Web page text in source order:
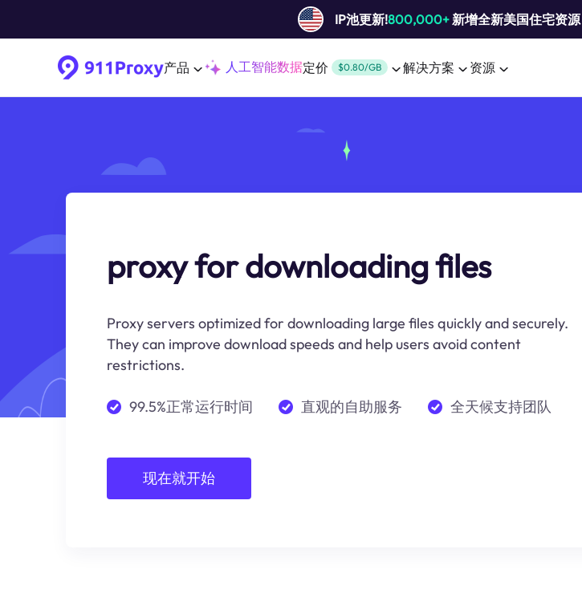
IP池更新!800,000+新增全新美国住宅资
产品 人工智能数据定价 $0.80/GB 解决方案 资源
proxy for downloading files
Proxy servers optimized for downloading large files quickly and securely.
They can improve download speeds and help users avoid content
restrictions.
99.5%正常运行时间 直观的自助服务 全天候支持团队
现在就开始